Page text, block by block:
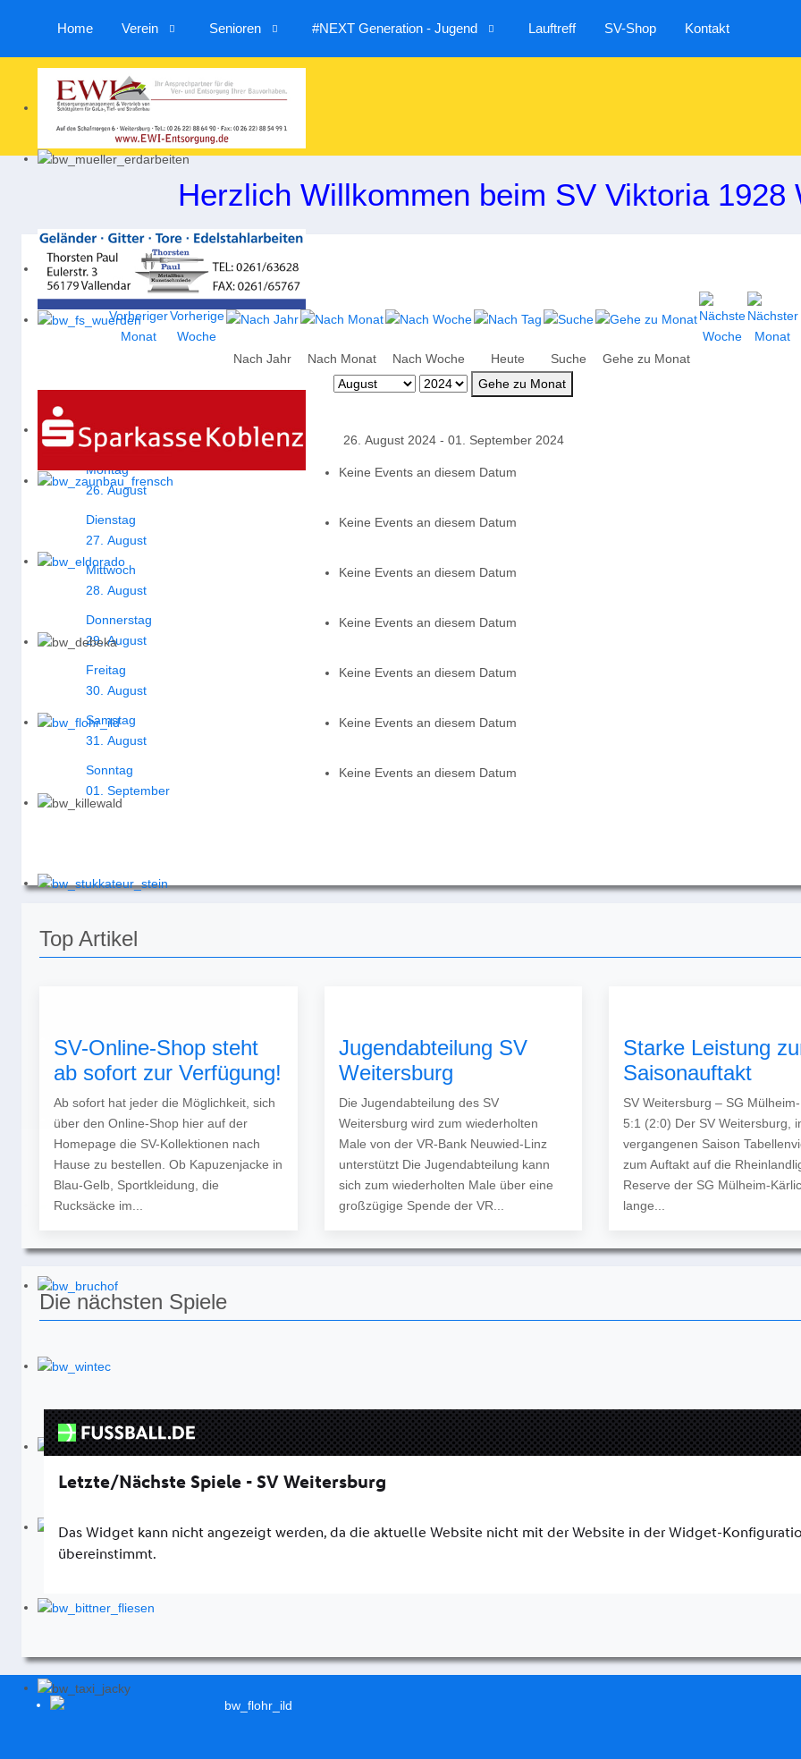
Home Verein Senioren #NEXT Generation - Jugend Lauftreff SV-Shop Kontakt
Herzlich Willkommen beim SV Viktoria 1928
Nach Jahr Nach Monat Nach Woche Heute Suche
Gehe zu Monat
Gehe zu Monat
Termine für die Woche :
26. August 2024 - 01. September 2024
Montag
26. August
Keine Events an diesem Datum
Dienstag
27. August
Keine Events an diesem Datum
Mittwoch
28. August
Keine Events an diesem Datum
Donnerstag
29. August
Keine Events an diesem Datum
Freitag
30. August
Keine Events an diesem Datum
Samstag
31. August
Keine Events an diesem Datum
Sonntag
01. September
Keine Events an diesem Datum
Top Artikel
SV-Online-Shop steht
ab sofort zur Verfügung!
Ab sofort hat jeder die Möglichkeit, sich
über den Online-Shop hier auf der
Homepage die SV-Kollektionen nach
Hause zu bestellen. Ob Kapuzenjacke in
Blau-Gelb, Sportkleidung, die
Rucksäcke im...
Jugendabteilung SV
Weitersburg
Die Jugendabteilung des SV
Weitersburg wird zum wiederholten
Male von der VR-Bank Neuwied-Linz
unterstützt Die Jugendabteilung kann
sich zum wiederholten Male über eine
großzügige Spende der VR...
Starke Leistung
Saisonauftakt
SV Weitersburg – SG
5:1 (2:0) Der SV Weitersburg,
vergangenen Saison
zum Auftakt auf die
Reserve der SG Mülheim-
lange...
Die nächsten Spiele